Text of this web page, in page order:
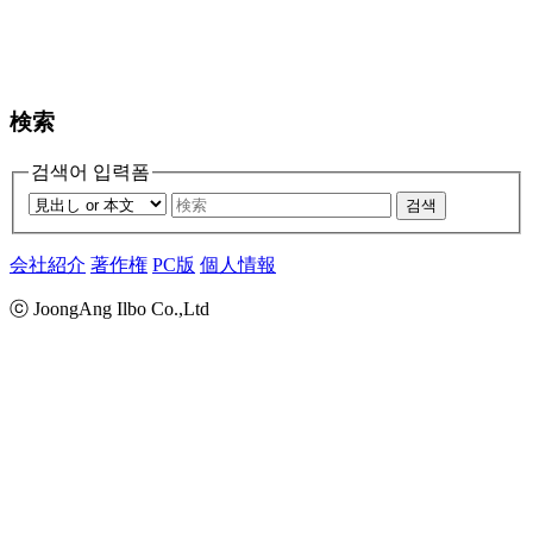
検索
검색어 입력폼
검색
会社紹介 著作権 PC版 個人情報
ⓒ JoongAng Ilbo Co.,Ltd